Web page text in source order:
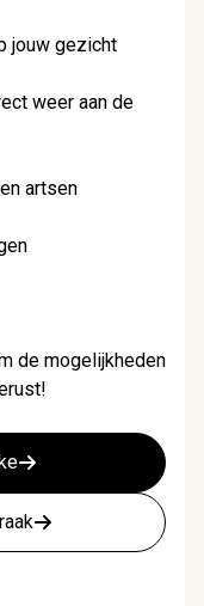
jouw gezicht
weer aan de
artsen
de mogelijkheden